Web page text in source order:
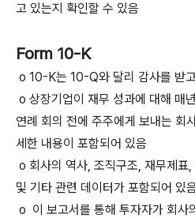
고 있는지 확인할 수 있음
Form 10-K
o 10-K는 10-Q와 달리 감사를 받
o 상장기업이 재무 성과에 대해 매
연례 회의 전에 주주에게 보내는 회
세한 내용이 포함되어 있음
o 회사의 역사, 조직구조, 재무제표
및 기타 관련 데이터가 포함되어 있
o 이 보고서를 통해 투자자가 회사